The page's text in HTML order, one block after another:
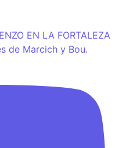
EN LA FORTALEZA
de Marcich y Bou.